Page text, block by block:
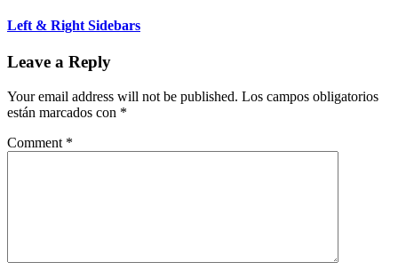
Left & Right Sidebars
Leave a Reply
Your email address will not be published. Los campos obligatorios
están marcados con *
Comment *